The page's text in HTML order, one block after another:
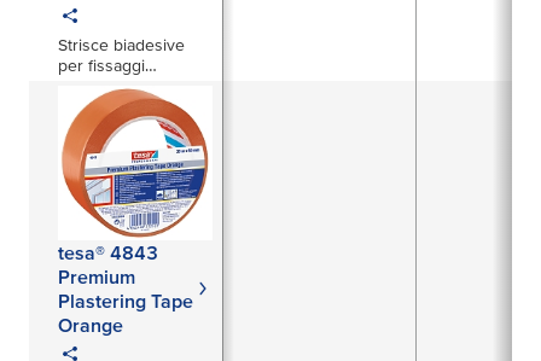
Strisce biadesive
per fissaggi
removibili di oggetti
con superfici piatte
tesa® 4843
Premium
Plastering Tape
Orange